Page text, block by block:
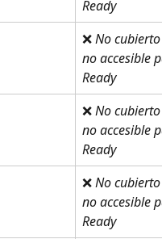
Ready
❌ No
no accesible
Ready
❌ No
no accesible
Ready
❌ No
no accesible
Ready